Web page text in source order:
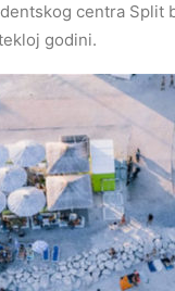
centra Split
godini.